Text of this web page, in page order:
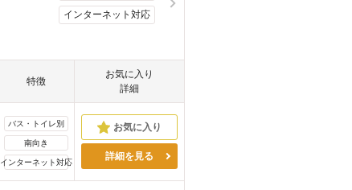
インターネット対応
特徴
お気に入り
詳細
バス・トイレ別
南向き
インターネット対応
詳細を見る